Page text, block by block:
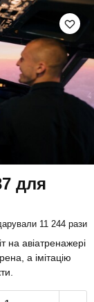
для
11 244 рази
на авіатренажері
а імітацію